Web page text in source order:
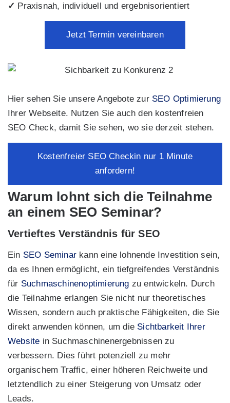
✓ Praxisnah, individuell und ergebnisorientiert
Jetzt Termin vereinbaren
Hier sehen Sie unsere Angebote zur SEO Optimierung
Ihrer Webseite. Nutzen Sie auch den kostenfreien
SEO Check, damit Sie sehen, wo sie derzeit stehen.
Kostenfreier SEO Checkin nur 1 Minute
anfordern!
Warum lohnt sich die Teilnahme
an einem SEO Seminar?
Vertieftes Verständnis für SEO
Ein SEO Seminar kann eine lohnende Investition sein,
da es Ihnen ermöglicht, ein tiefgreifendes Verständnis
für Suchmaschinenoptimierung zu entwickeln. Durch
die Teilnahme erlangen Sie nicht nur theoretisches
Wissen, sondern auch praktische Fähigkeiten, die Sie
direkt anwenden können, um die Sichtbarkeit Ihrer
Website in Suchmaschinenergebnissen zu
verbessern. Dies führt potenziell zu mehr
organischem Traffic, einer höheren Reichweite und
letztendlich zu einer Steigerung von Umsatz oder
Leads.